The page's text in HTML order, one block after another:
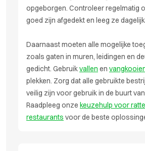
opgeborgen. Controleer regelmatig
goed zijn afgedekt en leeg ze
Daarnaast moeten alle mogelijke
zoals gaten in muren, leidingen en
gedicht. Gebruikvallen en
plekken. Zorg dat alle gebruikte
veilig zijn voor gebruik in de buurt
Raadpleeg onze keuzehulp voor
restaurants voor de beste